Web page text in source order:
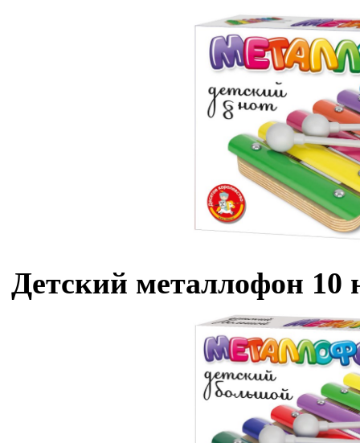
Детский металлофон 10